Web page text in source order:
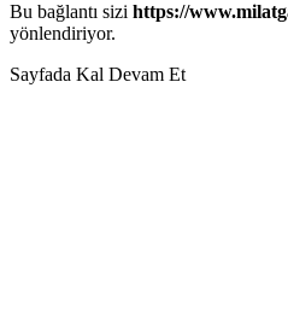
Bu bağlantı sizi https://
yönlendiriyor.
Sayfada Kal Devam Et